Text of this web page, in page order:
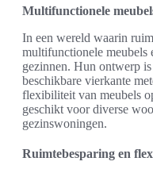
Multifunctionele
In een wereld waarin
multifunctionele meubels
gezinnen. Hun ontwerp
beschikbare vierkante
flexibiliteit van meubels
geschikt voor diverse
gezinswoningen.
Ruimtebesparing en